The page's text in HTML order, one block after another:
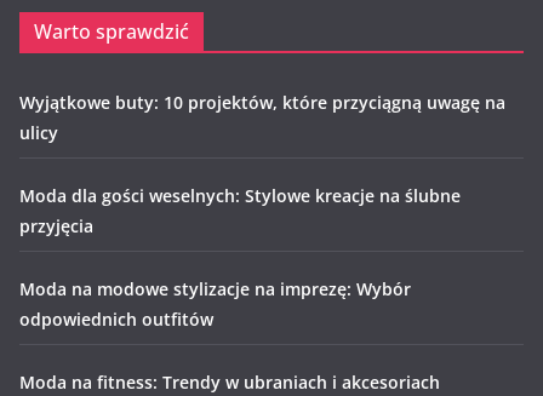
Warto sprawdzić
Wyjątkowe buty: 10 projektów, które przyciągną uwagę na
ulicy
Moda dla gości weselnych: Stylowe kreacje na ślubne
przyjęcia
Moda na modowe stylizacje na imprezę: Wybór
odpowiednich outfitów
Moda na fitness: Trendy w ubraniach i akcesoriach